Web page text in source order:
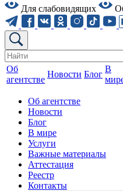
Для слабовидящих
Об
агентстве
Новости Блог
В
Об агентстве
Новости
Блог
В мире
Услуги
Важные материалы
Аттестация
Реестр
Контакты